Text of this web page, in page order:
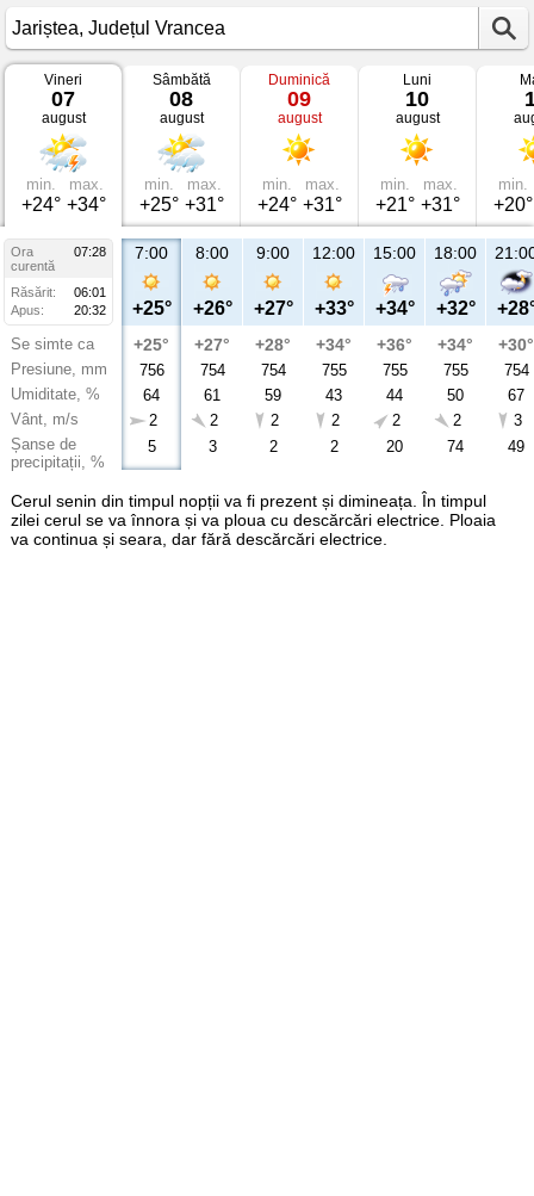
Vremea
Jariștea
Județul
Vrancea
Vineri
07
august
min.
+24°
max.
+34°
Sâmbătă
08
august
min.
+25°
max.
+31°
Duminică
09
august
min.
+24°
max.
+31°
Luni
10
august
min.
+21°
max.
+31°
min.
+20°
Ora
07:28
curentă
Răsărit:
06:01
Apus:
20:32
Se simte ca
Presiune, mm
Umiditate, %
Vânt, m/s
Șanse de
precipitații, %
7:00
+25°
+25°
756
64
2
5
8:00
+26°
+27°
754
61
2
3
9:00
+27°
+28°
754
59
2
2
12:00
+33°
+34°
755
43
2
2
15:00
+34°
+36°
755
44
2
20
18:00
+32°
+34°
755
50
2
74
+30°
754
67
3
49
Cerul senin din timpul nopții va fi prezent și dimineața. În timpul
zilei cerul se va înnora și va ploua cu descărcări electrice. Ploaia
va continua și seara, dar fără descărcări electrice.